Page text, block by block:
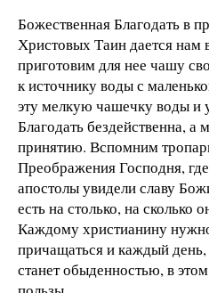
Божественная Благодать в
Христовых Таин дается нам
приготовим для нее чашу
к источнику воды с
эту мелкую чашечку воды и
Благодать бездейственна, а
принятию. Вспомним
Преображения Господня,
апостолы увидели славу
есть на столько, на сколько
Каждому христианину
причащаться и каждый день,
станет обыденностью, в